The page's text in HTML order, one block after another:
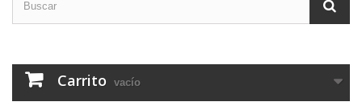
Carrito vacío